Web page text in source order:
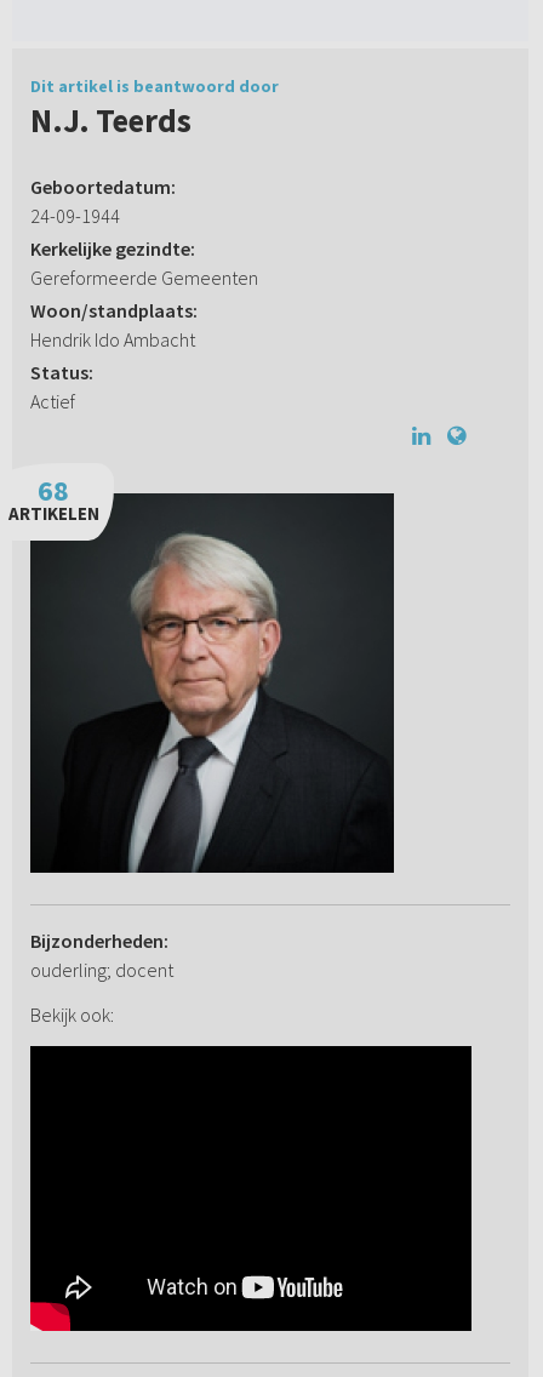
Dit artikel is beantwoord door
N.J. Teerds
Geboortedatum:
24-09-1944
Kerkelijke gezindte:
Gereformeerde Gemeenten
Woon/standplaats:
Hendrik Ido Ambacht
Status:
Actief
68
ARTIKELEN
Bijzonderheden:
ouderling; docent
Bekijk ook: